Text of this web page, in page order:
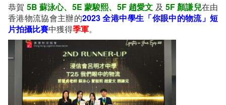
恭賀 5B 蘇泳心、5E 蒙駿熙、5F 趙愛文 及5F 顏謙兒在由
香港物流協會主辦的2023 全港中學生「你眼中的物流」短
片拍攝比賽中獲得季軍。